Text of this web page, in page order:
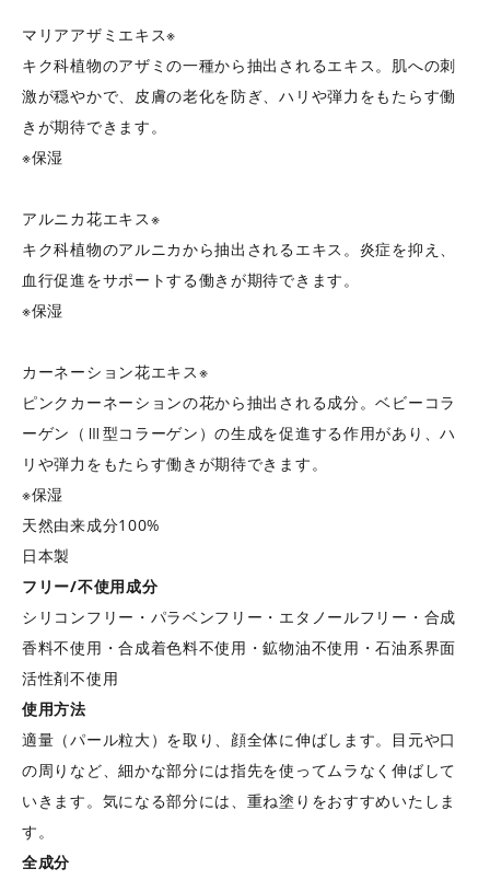
マリアアザミエキス※
キク科植物のアザミの一種から抽出されるエキス。肌への刺
激が穏やかで、皮膚の老化を防ぎ、ハリや弾力をもたらす働
きが期待できます。
※保湿
アルニカ花エキス※
キク科植物のアルニカから抽出されるエキス。炎症を抑え、
血行促進をサポートする働きが期待できます。
※保湿
カーネーション花エキス※
ピンクカーネーションの花から抽出される成分。ベビーコラ
ーゲン（Ⅲ型コラーゲン）の生成を促進する作用があり、ハ
リや弾力をもたらす働きが期待できます。
※保湿
天然由来成分100%
日本製
フリー/不使用成分
シリコンフリー・パラベンフリー・エタノールフリー・合成
香料不使用・合成着色料不使用・鉱物油不使用・石油系界面
活性剤不使用
使用方法
適量（パール粒大）を取り、顔全体に伸ばします。目元や口
の周りなど、細かな部分には指先を使ってムラなく伸ばして
いきます。気になる部分には、重ね塗りをおすすめいたしま
す。
全成分